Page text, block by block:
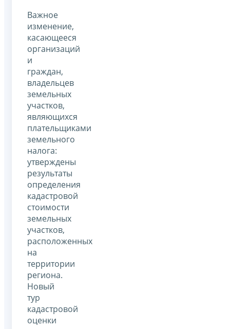
Важное
изменение,
касающееся
организаций
и
граждан,
владельцев
земельных
участков,
являющихся
плательщиками
земельного
налога:
утверждены
результаты
определения
кадастровой
стоимости
земельных
участков,
расположенных
на
территории
региона.
Новый
тур
кадастровой
оценки